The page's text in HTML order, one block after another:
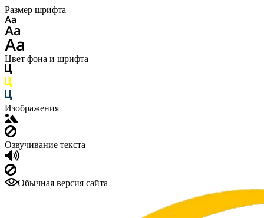
Размер шрифта
Цвет фона и шрифта
Изображения
Озвучивание текста
Обычная версия сайта